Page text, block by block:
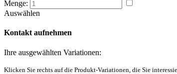
Menge:
Auswählen
Kontakt aufnehmen
Ihre ausgewählten Variationen:
Klicken Sie rechts auf die Produkt-Variationen, die Sie